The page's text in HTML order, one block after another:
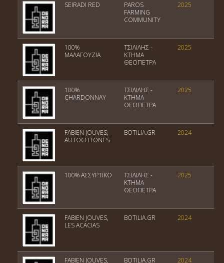
SEIRADI RED
PAROS
FARMING
COMMUNITY
2025
100%
ΜΑΛΑΓΟΥΖΙΑ
ΤΣΙΛΙΛΗΣ -
ΚΤΗΜΑ
ΘΕΟΠΕΤΡΑ
2025
100%
CHARDONNAY
ΤΣΙΛΙΛΗΣ -
ΚΤΗΜΑ
ΘΕΟΠΕΤΡΑ
2025
FABIEN JOUVES,
AUTOCHTONES
BOTILIA.GR 2024
100% ΑΣΣΥΡΤΙΚΟ
ΤΣΙΛΙΛΗΣ -
ΚΤΗΜΑ
ΘΕΟΠΕΤΡΑ
2025
FABIEN JOUVES,
LES ACACIAS
BOTILIA.GR 2024
FABIEN JOUVES, BOTILIA.GR 2024